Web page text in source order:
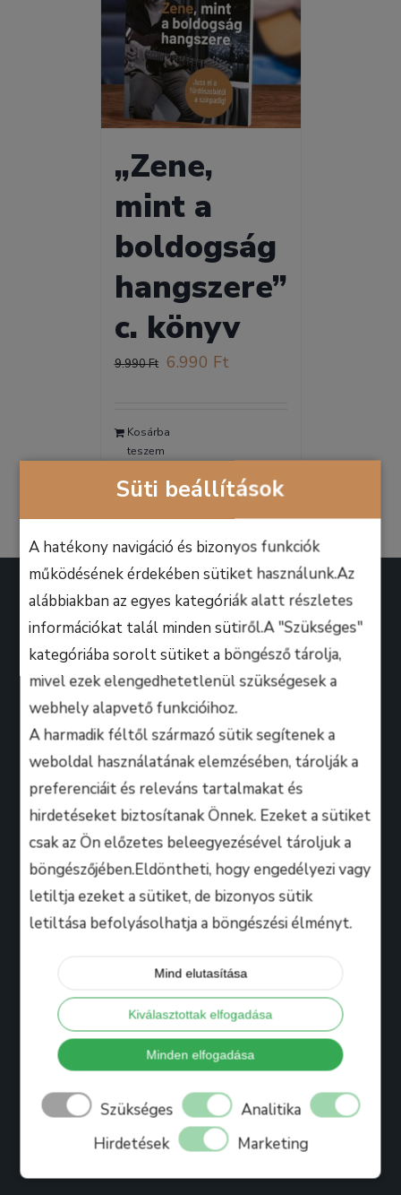
Süti beállítások
A hatékony navigáció és bizonyos funkciók
működésének érdekében sütiket használunk.Az
alábbiakban az egyes kategóriák alatt részletes
információkat talál minden sütiről.A "Szükséges"
kategóriába sorolt sütiket a böngésző tárolja,
mivel ezek elengedhetetlenül szükségesek a
webhely alapvető funkcióihoz.
A harmadik féltől származó sütik segítenek a
weboldal használatának elemzésében, tárolják a
preferenciáit és releváns tartalmakat és
hirdetéseket biztosítanak Önnek. Ezeket a sütiket
csak az Ön előzetes beleegyezésével tároljuk a
böngészőjében.Eldöntheti, hogy engedélyezi vagy
letiltja ezeket a sütiket, de bizonyos sütik
letiltása befolyásolhatja a böngészési élményt.
Mind elutasítása
Kiválasztottak elfogadása
Minden elfogadása
Szükséges
Analitika
Hirdetések
Marketing
„Zene,
mint a
boldogság
hangszere”
c. könyv
9.990Ft Original
9.990 Ft.
6.990 FtCurrent
Kosárba
teszem
A B.M. Music School magasan képzett zenész-
oktatói úgy döntöttek, hogy ezen a platformon
keresztül professzionális keretek között, mindenki
számára lehetőséget biztosítanak arra, hogy
kihozza magából a maximumot, amire csak zeneileg
vágyhat!
Hasznos
Tanáraink
Bihari Mártonról
Referenciák
Ajándékkártya
Blog
Jelentkezés